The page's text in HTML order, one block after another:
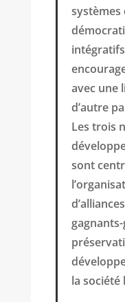
systèmes
avec une
d’autre
Les trois
sont
la société